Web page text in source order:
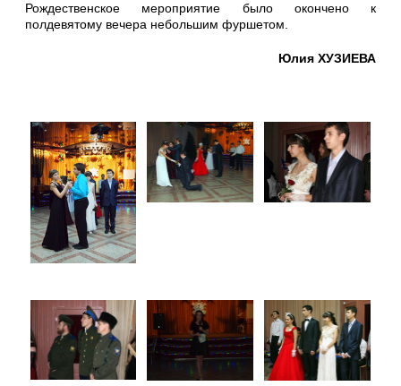
Рождественское мероприятие было окончено к
полдевятому вечера небольшим фуршетом.
Юлия ХУЗИЕВА